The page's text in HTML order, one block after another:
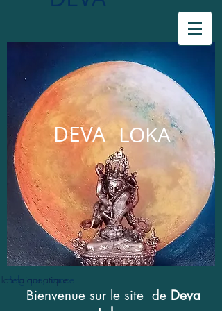
LOKA
DEVA
Belgique, France
Tantra aquatique
Bienvenue sur le site de Deva